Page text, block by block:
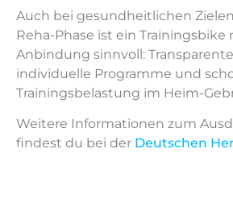
Auch bei gesundheitlichen
Reha-Phase ist ein
Anbindung sinnvoll:
individuelle Programme und
Trainingsbelastung im Heim-
Weitere Informationen zum
findest du bei der Deutschen